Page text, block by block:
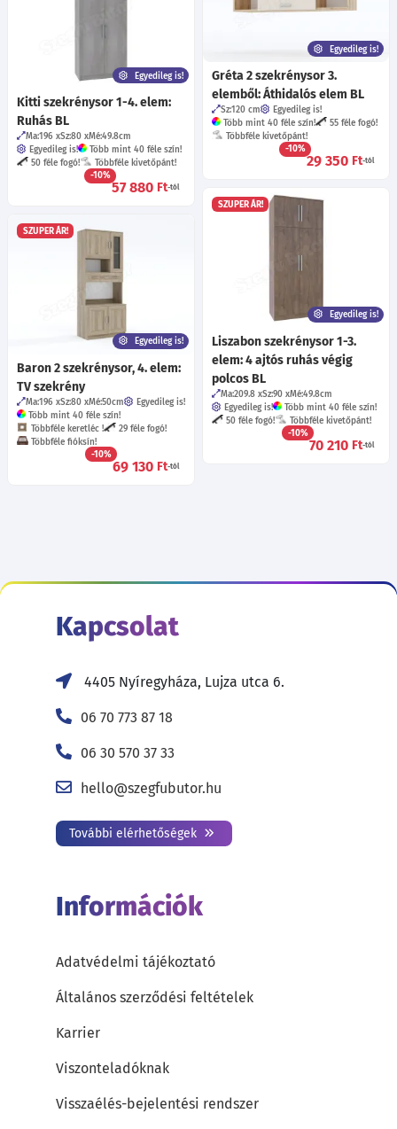
Egyedileg is!
Gréta 2 szekrénysor 3.
elemből: Áthidalós elem BL
Sz:120 cm
Egyedileg is!
Több mint 40 féle szín!
55 féle fogó!
Többféle kivetőpánt!
-10%
29 350 Ft-tól
Egyedileg is!
Kitti szekrénysor 1-4. elem:
Ruhás BL
Ma:196 Sz:80 Mé:49.8cm
Egyedileg is!
Több mint 40 féle szín!
50 féle fogó!
Többféle kivetőpánt!
-10%
57 880 Ft-tól
SZUPER ÁR!
Egyedileg is!
Liszabon szekrénysor 1-3.
elem: 4 ajtós ruhás végig
polcos BL
Ma:209.8 Sz:90 Mé:49.8cm
Egyedileg is!
Több mint 40 féle szín!
50 féle fogó!
Többféle kivetőpánt!
-10%
70 210 Ft-tól
SZUPER ÁR!
Egyedileg is!
Baron 2 szekrénysor, 4. elem:
TV szekrény
Ma:196 Sz:80 Mé:50cm
Egyedileg is!
Több mint 40 féle szín!
Többféle keretléc !
29 féle fogó!
Többféle fióksín!
-10%
69 130 Ft-tól
Kapcsolat
4405 Nyíregyháza, Lujza utca 6.
06 70 773 87 18
06 30 570 37 33
hello@szegfubutor.hu
További elérhetőségek
Információk
Adatvédelmi tájékoztató
Általános szerződési feltételek
Karrier
Viszonteladóknak
Visszaélés-bejelentési rendszer